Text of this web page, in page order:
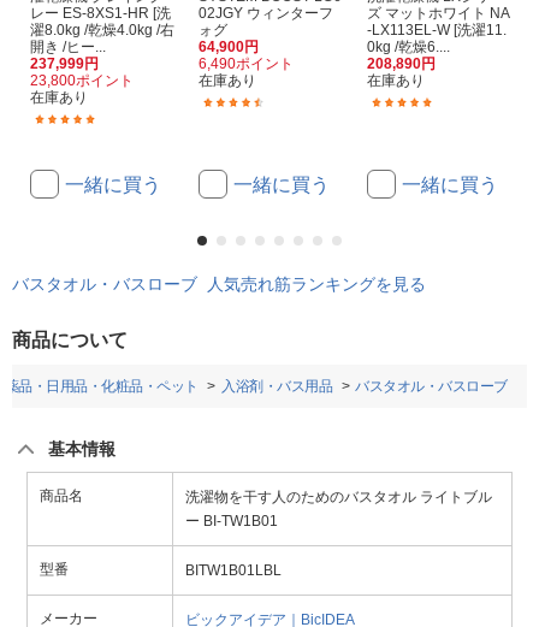
レー ES-8XS1-HR [洗
濯8.0kg /乾燥4.0kg /右
開き /ヒー...
237,999円
23,800ポイント
在庫あり
一緒に買う
02JGY ウィンターフ
ォグ
64,900円
6,490ポイント
在庫あり
一緒に買う
ズ マットホワイト NA
-LX113EL-W [洗濯11.
0kg /乾燥6....
208,890円
在庫あり
一緒に買う
バスタオル・バスローブ 人気売れ筋ランキングを見る
商品について
薬品・日用品・化粧品・ペット 入浴剤・バス用品 バスタオル・バスローブ
基本情報
商品名
洗濯物を干す人のためのバスタオル ライトブル
ー BI-TW1B01
型番 BITW1B01LBL
メーカー ビックアイデア｜BicIDEA